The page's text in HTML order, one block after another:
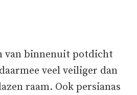
van binnenuit potdicht
veel veiliger dan
raam. Ook persianas